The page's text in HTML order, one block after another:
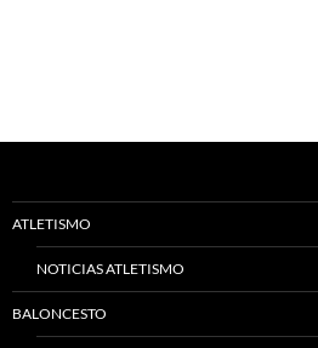
ATLETISMO
NOTICIAS ATLETISMO
BALONCESTO